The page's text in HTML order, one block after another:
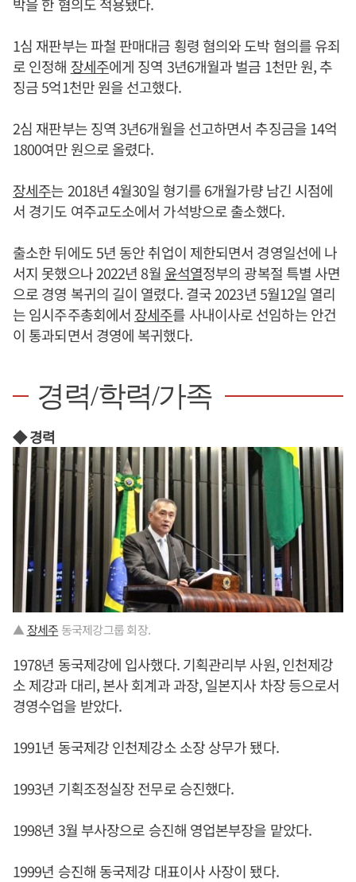
1심 재판부는 파철 판매대금 횡령 혐의와 도박 혐의를 유죄
로 인정해 장세주에게 징역 3년6개월과 벌금 1천만 원, 추
징금 5억1천만 원을 선고했다.
2심 재판부는 징역 3년6개월을 선고하면서 추징금을 14억
1800여만 원으로 올렸다.
장세주는 2018년 4월30일 형기를 6개월가량 남긴 시점에
서 경기도 여주교도소에서 가석방으로 출소했다.
출소한 뒤에도 5년 동안 취업이 제한되면서 경영일선에 나
서지 못했으나 2022년 8월 윤석열정부의 광복절 특별 사면
으로 경영 복귀의 길이 열렸다. 결국 2023년 5월12일 열리
는 임시주주총회에서 장세주를 사내이사로 선임하는 안건
이 통과되면서 경영에 복귀했다.
경력/학력/가족
◆ 경력
▲ 장세주 동국제강그룹 회장.
1978년 동국제강에 입사했다. 기획관리부 사원, 인천제강
소 제강과 대리, 본사 회계과 과장, 일본지사 차장 등으로서
경영수업을 받았다.
1991년 동국제강 인천제강소 소장 상무가 됐다.
1993년 기획조정실장 전무로 승진했다.
1998년 3월 부사장으로 승진해 영업본부장을 맡았다.
1999년 승진해 동국제강 대표이사 사장이 됐다.